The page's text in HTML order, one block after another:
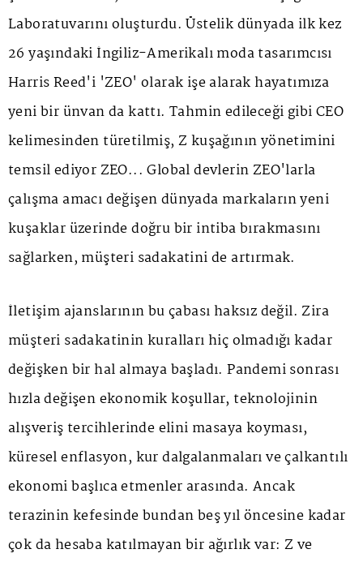
Laboratuvarını oluşturdu. Üstelik dünyada ilk kez
26 yaşındaki İngiliz-Amerikalı moda tasarımcısı
Harris Reed'i 'ZEO' olarak işe alarak hayatımıza
yeni bir ünvan da kattı. Tahmin edileceği gibi CEO
kelimesinden türetilmiş, Z kuşağının yönetimini
temsil ediyor ZEO... Global devlerin ZEO'larla
çalışma amacı değişen dünyada markaların yeni
kuşaklar üzerinde doğru bir intiba bırakmasını
sağlarken, müşteri sadakatini de artırmak.
İletişim ajanslarının bu çabası haksız değil. Zira
müşteri sadakatinin kuralları hiç olmadığı kadar
değişken bir hal almaya başladı. Pandemi sonrası
hızla değişen ekonomik koşullar, teknolojinin
alışveriş tercihlerinde elini masaya koyması,
küresel enflasyon, kur dalgalanmaları ve çalkantılı
ekonomi başlıca etmenler arasında. Ancak
terazinin kefesinde bundan beş yıl öncesine kadar
çok da hesaba katılmayan bir ağırlık var: Z ve